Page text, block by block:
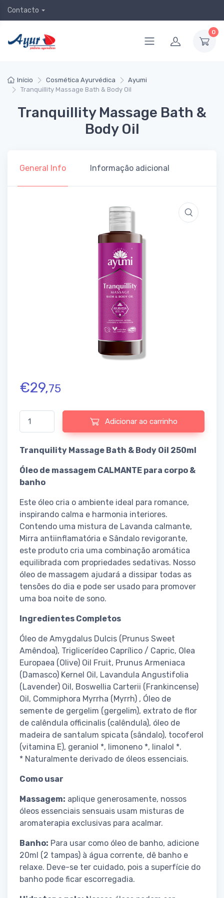
Contacto
0
Início Cosmética Ayurvédica
Ayumi
Tranquillity Massage Bath & Body Oil
Tranquillity Massage Bath &
Body Oil
General Info Informação adicional
€29,75
Quantidade de Tranquillity Massage Bath & Body Oil
Adicionar ao carrinho
Tranquility Massage Bath & Body Oil 250ml
Óleo de massagem CALMANTE para corpo &
banho
Este óleo cria o ambiente ideal para romance,
inspirando calma e harmonia interiores.
Contendo uma mistura de Lavanda calmante,
Mirra antiinflamatória e Sândalo revigorante,
este produto cria uma combinação aromática
equilibrada com propriedades sedativas. Nosso
óleo de massagem ajudará a dissipar todas as
tensões do dia e pode ser usado para promover
uma boa noite de sono.
Ingredientes Completos
Óleo de Amygdalus Dulcis (Prunus Sweet
Amêndoa), Triglicerídeo Caprílico / Capric, Olea
Europaea (Olive) Oil Fruit, Prunus Armeniaca
(Damasco) Kernel Oil, Lavandula Angustifolia
(Lavender) Oil, Boswellia Carterii (Frankincense)
Oil, Commiphora Myrrha (Myrrh) , Óleo de
semente de gergelim (gergelim), extrato de flor
de calêndula officinalis (calêndula), óleo de
madeira de santalum spicata (sândalo), tocoferol
(vitamina E), geraniol *, limoneno *, linalol *.
* Naturalmente derivado de óleos essenciais.
Como usar
Massagem: aplique generosamente, nossos
óleos essenciais sensuais usam misturas de
aromaterapia exclusivas para acalmar.
Banho: Para usar como óleo de banho, adicione
20ml (2 tampas) à água corrente, dê banho e
relaxe. Deve-se ter cuidado, pois a superfície do
banho pode ficar escorregadia.